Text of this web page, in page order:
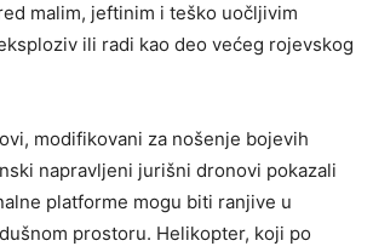
malim, jeftinim i teško uočljivim
ili radi kao deo većeg rojevskog
modifikovani za nošenje bojevih
napravljeni jurišni dronovi pokazali
platforme mogu biti ranjive u
prostoru. Helikopter, koji po